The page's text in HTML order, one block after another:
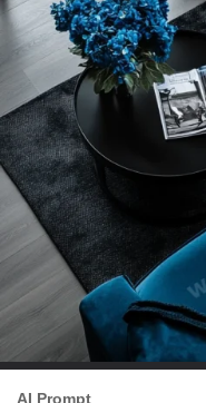
AI Prompt